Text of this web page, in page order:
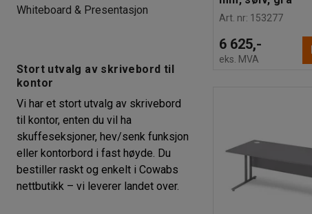
Art. nr: 153277
6 625,-
eks. MVA
Whiteboard & Presentasjon
Stort utvalg av skrivebord til
kontor
Vi har et stort utvalg av skrivebord
til kontor, enten du vil ha
skuffeseksjoner, hev/senk funksjon
eller kontorbord i fast høyde. Du
bestiller raskt og enkelt i Cowabs
nettbutikk – vi leverer landet over.